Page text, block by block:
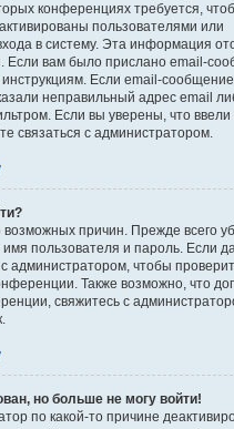
конференциях требуется,
пользователями или
в систему. Эта информация
Если вам было прислано email-
Если email-
неправильный адрес email
Если вы уверены, что
связаться с администратором.
возможных причин. Прежде всего
пользователя и пароль. Если
администратором, чтобы
Также возможно, что
свяжитесь с
но больше не могу войти!
по какой-то причине